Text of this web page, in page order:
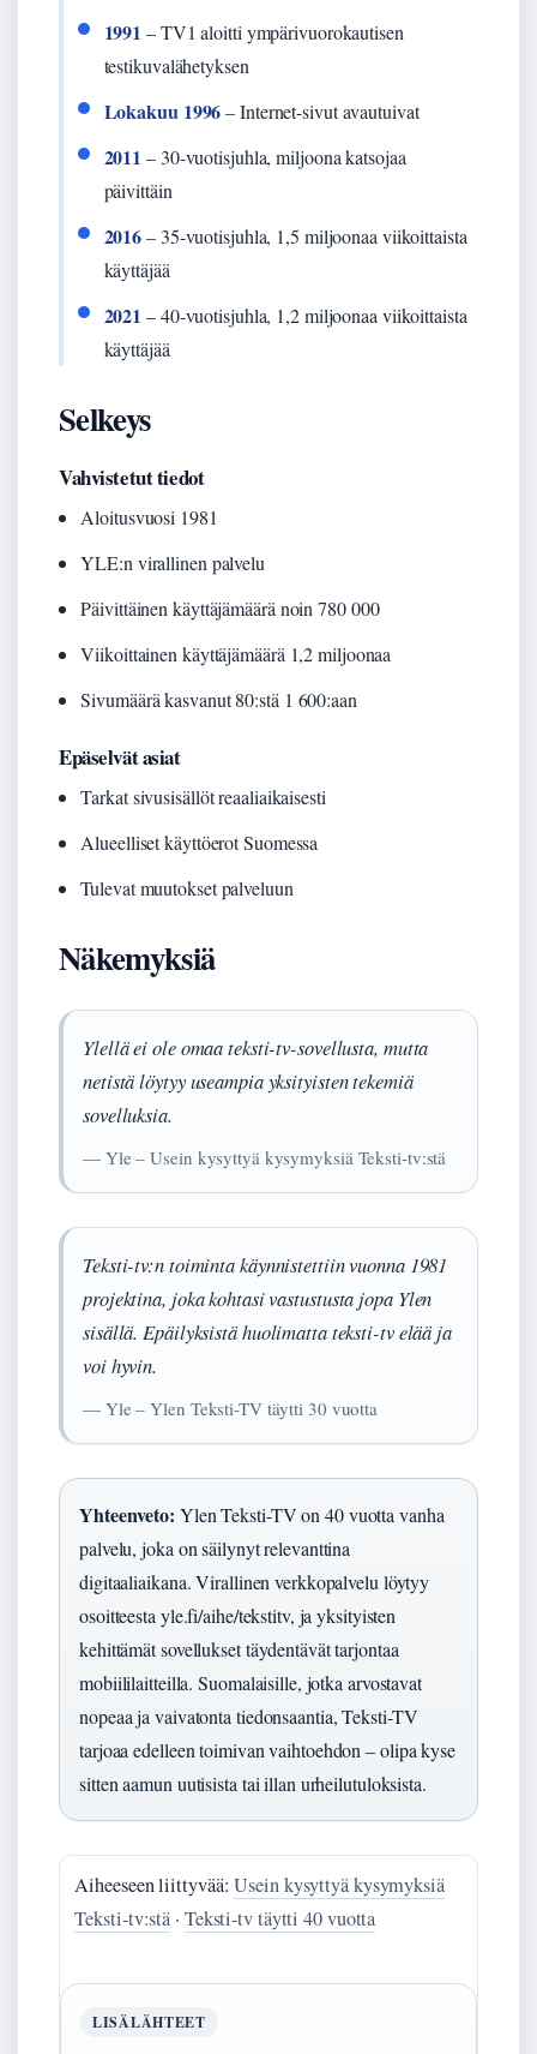
1991 – TV1 aloitti ympärivuorokautisen
testikuvalähetyksen
Lokakuu 1996– Internet-sivut avautuivat
2011 – 30-vuotisjuhla, miljoona katsojaa
päivittäin
2016– 35-vuotisjuhla, 1,5 miljoonaa viikoittaista
käyttäjää
2021 – 40-vuotisjuhla, 1,2 miljoonaa viikoittaista
käyttäjää
Selkeys
Vahvistetut tiedot
Aloitusvuosi 1981
YLE:n virallinen palvelu
Päivittäinen käyttäjämäärä noin 780 000
Viikoittainen käyttäjämäärä 1,2 miljoonaa
Sivumäärä kasvanut 80:stä 1 600:aan
Epäselvät asiat
Tarkat sivusisällöt reaaliaikaisesti
Alueelliset käyttöerot Suomessa
Tulevat muutokset palveluun
Näkemyksiä
Ylellä ei ole omaa teksti-tv-sovellusta, mutta
netistä löytyy useampia yksityisten tekemiä
sovelluksia.
— Yle – Usein kysyttyä kysymyksiä Teksti-tv:stä
Teksti-tv:n toiminta käynnistettiin vuonna 1981
projektina, joka kohtasi vastustusta jopa Ylen
sisällä. Epäilyksistä huolimatta teksti-tv elää ja
voi hyvin.
— Yle – Ylen Teksti-TV täytti 30 vuotta
Yhteenveto: Ylen Teksti-TV on 40 vuotta vanha
palvelu, joka on säilynyt relevanttina
digitaaliaikana. Virallinen verkkopalvelu löytyy
osoitteesta yle.fi/aihe/tekstitv, ja yksityisten
kehittämät sovellukset täydentävät tarjontaa
mobiililaitteilla. Suomalaisille, jotka arvostavat
nopeaa ja vaivatonta tiedonsaantia, Teksti-TV
tarjoaa edelleen toimivan vaihtoehdon – olipa kyse
sitten aamun uutisista tai illan urheilutuloksista.
Aiheeseen liittyvää:Usein kysyttyä kysymyksiä
Teksti-tv:stä · Teksti-tv täytti 40 vuotta
LISÄLÄHTEET